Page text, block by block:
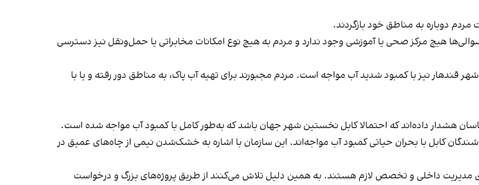
دوباره به مناطق خود بازگردند.
هیچ مرکز صحی یا آموزشی وجود ندارد و مردم به هیچ نوع امکانات مخابراتی یا حمل‌ونقل نیز دسترسی
نیز با کمبود شدید آب مواجه است. مردم مجبورند برای تهیه آب پاک، به مناطق دور رفته و یا با
هشدار داده‌اند که احتمالا کابل نخستین شهر جهان باشد که به‌طور کامل با کمبود آب مواجه شده است.
کابل با بحران حیاتی کمبود آب مواجه‌اند. این سازمان با اشاره به خشک‌شدن نیمی از چاه‌های عمیق در
مدیریت داخلی و تخصص لازم هستند. به همین دلیل تلاش می‌کنند از طریق پروژه‌های بزرگ و درخواست